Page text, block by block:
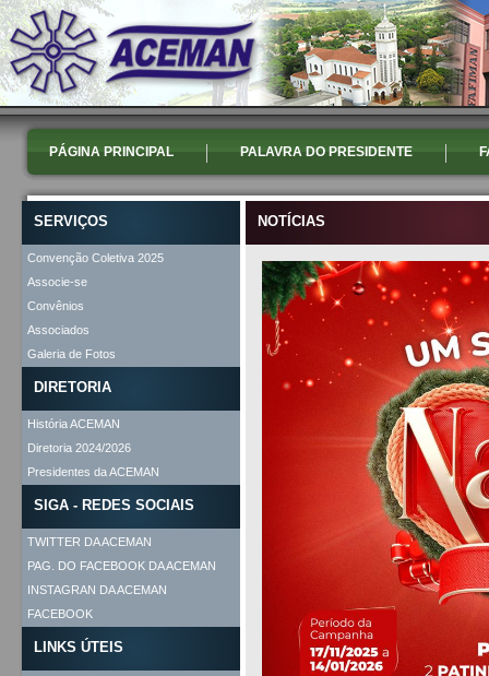
PÁGINA PRINCIPAL PALAVRA DO PRESIDENTE
SERVIÇOS
Convenção Coletiva 2025
Associe-se
Convênios
Associados
Galeria de Fotos
DIRETORIA
História ACEMAN
Diretoria 2024/2026
Presidentes da ACEMAN
SIGA - REDES SOCIAIS
TWITTER DA ACEMAN
PAG. DO FACEBOOK DA ACEMAN
INSTAGRAN DA ACEMAN
FACEBOOK
LINKS ÚTEIS
NOTÍCIAS